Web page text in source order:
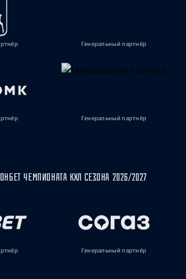
Генеральный партнёр
Генеральный партнёр
ЧЕМПИОНАТА КХЛ СЕЗОНА 2026/2027
Генеральный партнёр